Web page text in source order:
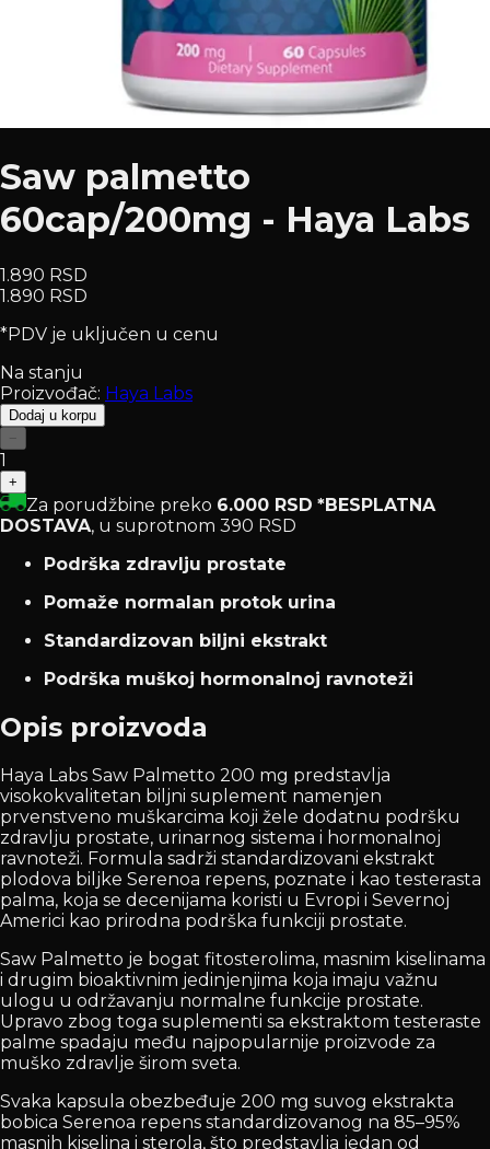
Saw palmetto
60cap/200mg - Haya Labs
1.890 RSD
1.890 RSD
*PDV je uključen u cenu
Na stanju
Proizvođač: Haya Labs
Dodaj u korpu
−
1
+
Za porudžbine preko 6.000 RSD *BESPLATNA
DOSTAVA, u suprotnom 390 RSD
Podrška zdravlju prostate
Pomaže normalan protok urina
Standardizovan biljni ekstrakt
Podrška muškoj hormonalnoj ravnoteži
Opis proizvoda
Haya Labs Saw Palmetto 200 mg predstavlja
visokokvalitetan biljni suplement namenjen
prvenstveno muškarcima koji žele dodatnu podršku
zdravlju prostate, urinarnog sistema i hormonalnoj
ravnoteži. Formula sadrži standardizovani ekstrakt
plodova biljke Serenoa repens, poznate i kao testerasta
palma, koja se decenijama koristi u Evropi i Severnoj
Americi kao prirodna podrška funkciji prostate.
Saw Palmetto je bogat fitosterolima, masnim kiselinama
i drugim bioaktivnim jedinjenjima koja imaju važnu
ulogu u održavanju normalne funkcije prostate.
Upravo zbog toga suplementi sa ekstraktom testeraste
palme spadaju među najpopularnije proizvode za
muško zdravlje širom sveta.
Svaka kapsula obezbeđuje 200 mg suvog ekstrakta
bobica Serenoa repens standardizovanog na 85–95%
masnih kiselina i sterola, što predstavlja jedan od